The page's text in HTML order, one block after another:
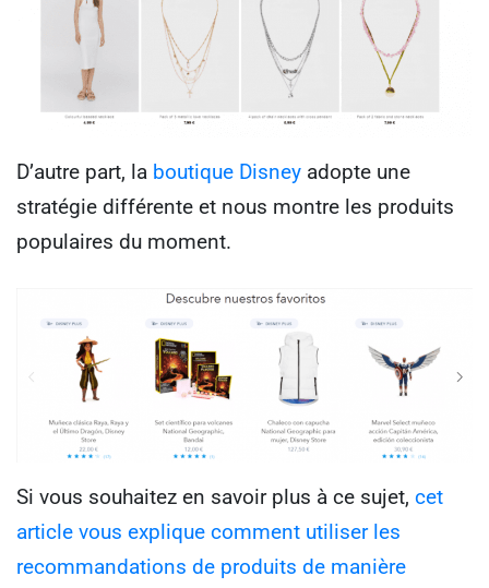
D’autre part, la boutique Disney adopte une
stratégie différente et nous montre les produits
populaires du moment.
Si vous souhaitez en savoir plus à ce sujet, cet
article vous explique comment utiliser les
recommandations de produits de manière